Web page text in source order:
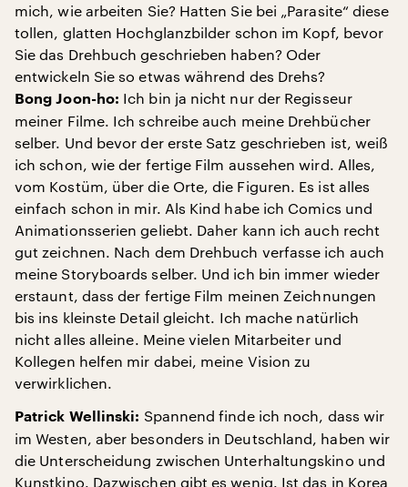
mich, wie arbeiten Sie? Hatten Sie bei „Parasite“ diese
tollen, glatten Hochglanzbilder schon im Kopf, bevor
Sie das Drehbuch geschrieben haben? Oder
entwickeln Sie so etwas während des Drehs?
Bong Joon-ho: Ich bin ja nicht nur der Regisseur
meiner Filme. Ich schreibe auch meine Drehbücher
selber. Und bevor der erste Satz geschrieben ist, weiß
ich schon, wie der fertige Film aussehen wird. Alles,
vom Kostüm, über die Orte, die Figuren. Es ist alles
einfach schon in mir. Als Kind habe ich Comics und
Animationsserien geliebt. Daher kann ich auch recht
gut zeichnen. Nach dem Drehbuch verfasse ich auch
meine Storyboards selber. Und ich bin immer wieder
erstaunt, dass der fertige Film meinen Zeichnungen
bis ins kleinste Detail gleicht. Ich mache natürlich
nicht alles alleine. Meine vielen Mitarbeiter und
Kollegen helfen mir dabei, meine Vision zu
verwirklichen.
Patrick Wellinski: Spannend finde ich noch, dass wir
im Westen, aber besonders in Deutschland, haben wir
die Unterscheidung zwischen Unterhaltungskino und
Kunstkino. Dazwischen gibt es wenig. Ist das in Korea